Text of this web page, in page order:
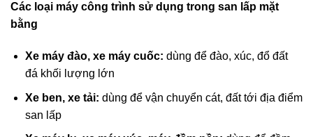
Các loại máy công trình sử dụng trong san lấp mặt
bằng
Xe máy đào, xe máy cuốc: dùng để đào, xúc, đổ đất
đá khối lượng lớn
Xe ben, xe tải: dùng để vận chuyển cát, đất tới địa điểm
san lấp